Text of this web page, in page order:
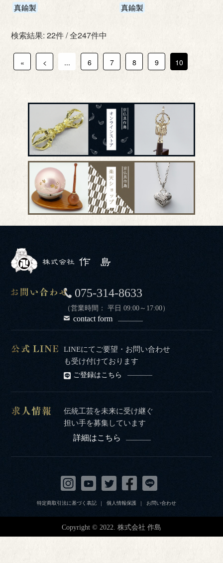
真鍮製
真鍮製
検索結果: 22件 / 全247件中
« < ... 6 7 8 9 10
075-314-8633
（営業時間： 平日 09:00～17:00）
contact form
LINEにてご要望・お問い合わせ
も受け付けております
ご登録はこちら
伝統工芸を未来に受け継ぐ
担い手を募集しています
詳細はこちら
特定商取引法に基づく表記 個人情報保護 お問い合わせ
Copyright © 2022. 株式会社 作島